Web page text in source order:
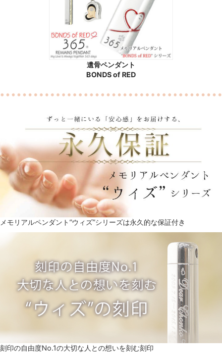
遺骨ペンダント
BONDS of RED
メモリアルペンダント“ウィズ”シリーズは永久的な保証付き
刻印の自由度No.1の大切な人との想いを刻む刻印